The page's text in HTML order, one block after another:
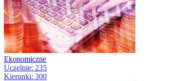
Ekonomiczne
Uczelnie: 235
Kierunki: 300